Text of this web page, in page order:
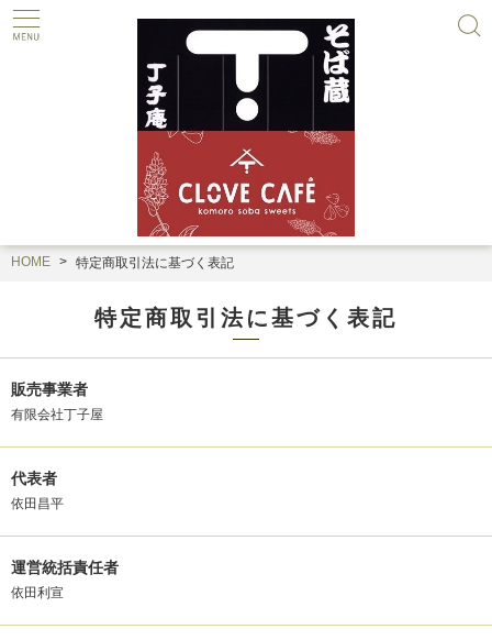
HOME 特定商取引法に基づく表記
特定商取引法に基づく表記
販売事業者
有限会社丁子屋
代表者
依田昌平
運営統括責任者
依田利宣